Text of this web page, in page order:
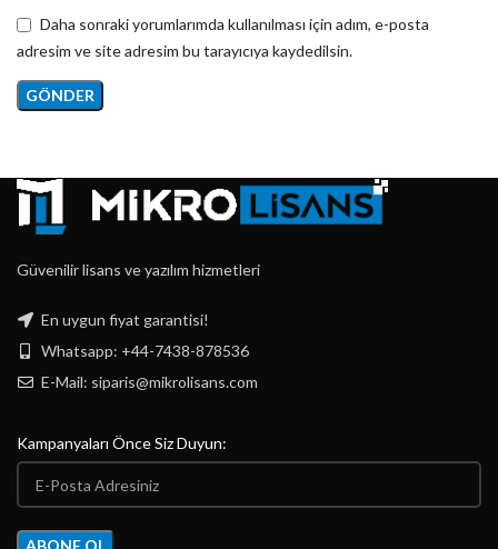
Daha sonraki yorumlarımda kullanılması için adım, e-posta
adresim ve site adresim bu tarayıcıya kaydedilsin.
Güvenilir lisans ve yazılım hizmetleri
En uygun fiyat garantisi!
Whatsapp: +44-7438-878536
E-Mail: siparis@mikrolisans.com
Kampanyaları Önce Siz Duyun: